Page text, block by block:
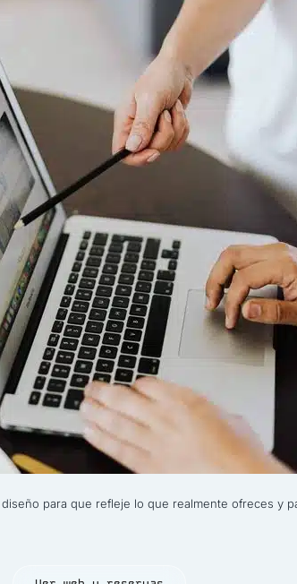
para que refleje lo que realmente ofreces y